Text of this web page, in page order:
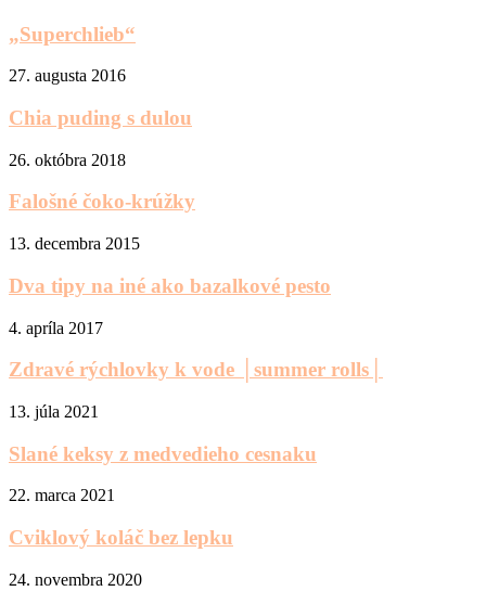
„Superchlieb“
27. augusta 2016
Chia puding s dulou
26. októbra 2018
Falošné čoko-krúžky
13. decembra 2015
Dva tipy na iné ako bazalkové pesto
4. apríla 2017
Zdravé rýchlovky k vode │summer rolls│
13. júla 2021
Slané keksy z medvedieho cesnaku
22. marca 2021
Cviklový koláč bez lepku
24. novembra 2020